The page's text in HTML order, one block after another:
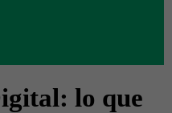
lo que